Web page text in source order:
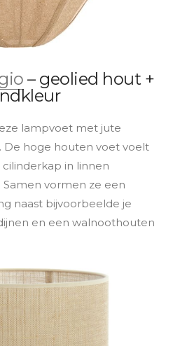
– geolied hout +
lampvoet met jute
De hoge houten voet voelt
in linnen
vormen ze een
naast bijvoorbeelde je
en een walnoothouten